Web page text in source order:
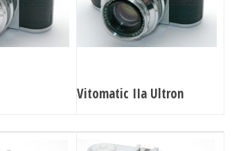
Vitomatic IIa Ultron